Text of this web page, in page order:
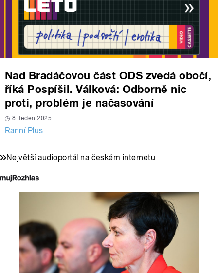
Nad Bradáčovou část ODS zvedá obočí,
říká Pospíšil. Válková: Odborně nic
proti, problém je načasování
8. leden 2025
Ranní Plus
Největší audioportál na českém internetu